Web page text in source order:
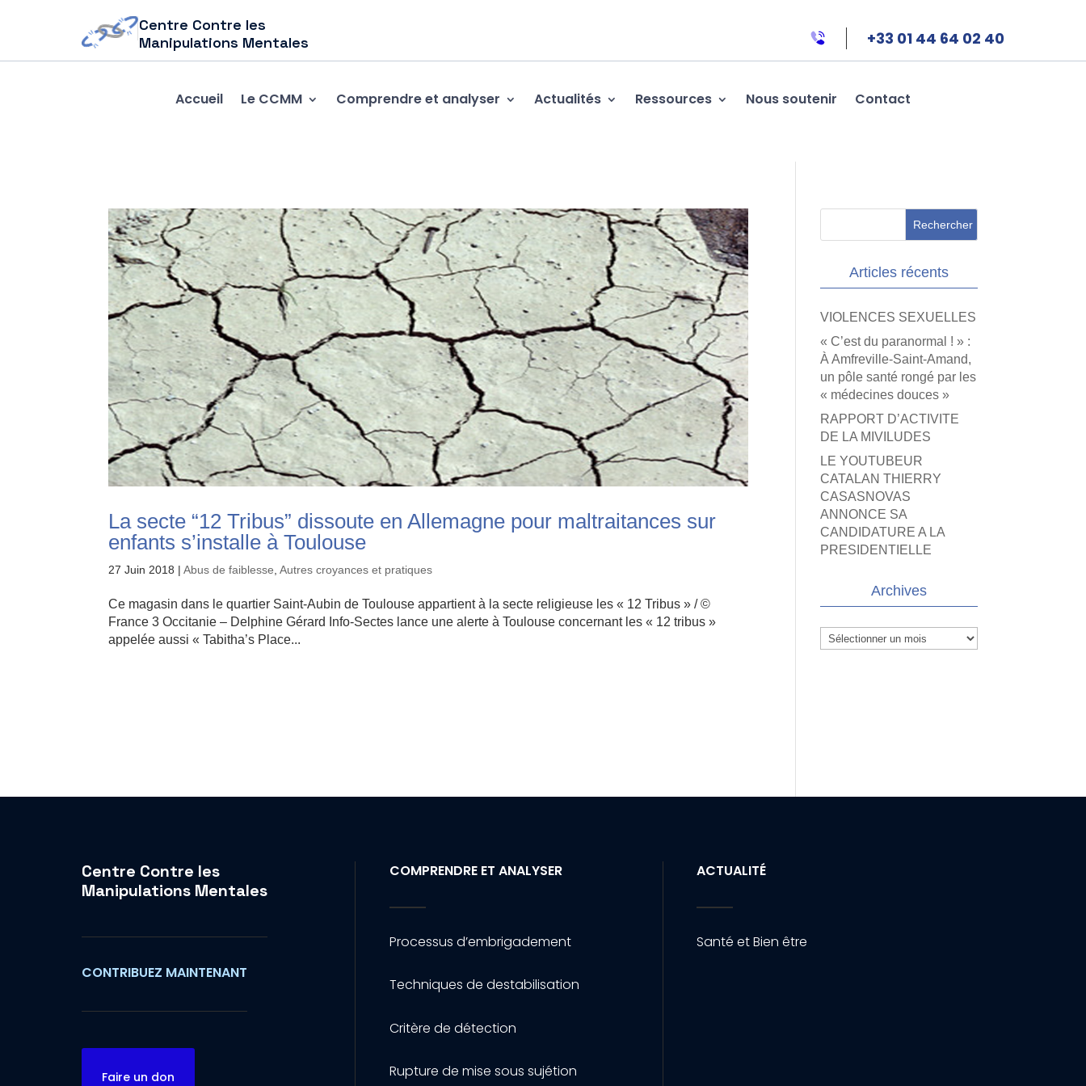
Centre Contre les
Manipulations Mentales
+33 01 44 64 02 40
Accueil Le CCMM Comprendre et analyser Actualités Ressources Nous soutenir Contact
La secte “12 Tribus” dissoute en Allemagne pour maltraitances sur
enfants s’installe à Toulouse
27 Juin 2018 |Abus de faiblesse ,Autres croyances et pratiques
Ce magasin dans le quartier Saint-Aubin de Toulouse appartient à la secte religieuse les « 12 Tribus » / ©
France 3 Occitanie – Delphine Gérard Info-Sectes lance une alerte à Toulouse concernant les « 12 tribus »
appelée aussi « Tabitha’s Place...
Articles récents
VIOLENCES SEXUELLES
« C’est du paranormal ! » :
À Amfreville-Saint-Amand,
un pôle santé rongé par les
« médecines douces »
RAPPORT D’ACTIVITE
DE LA MIVILUDES
LE YOUTUBEUR
CATALAN THIERRY
CASASNOVAS
ANNONCE SA
CANDIDATURE A LA
PRESIDENTIELLE
Archives
Archives
Centre Contre les
Manipulations Mentales
CONTRIBUEZ MAINTENANT
Faire un don
COMPRENDRE ET ANALYSER
Processus d’embrigadement
Techniques de destabilisation
Critère de détection
Rupture de mise sous sujétion
ACTUALITÉ
Santé et Bien être